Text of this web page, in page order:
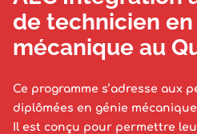
de technicien
mécanique au
Ce programme s’adresse aux
diplômées en génie
Il est conçu pour permettre